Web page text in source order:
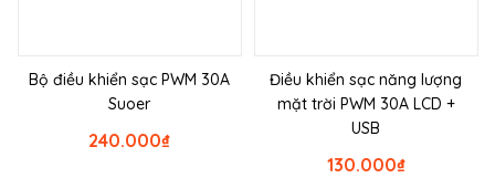
Bộ điều khiển sạc PWM 30A
Suoer
₫
240.000
Điều khiển sạc năng lượng
mặt trời PWM 30A LCD +
USB
₫
130.000